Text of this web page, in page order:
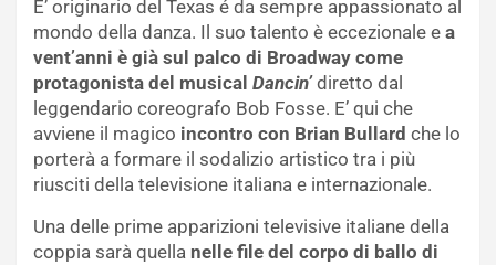
E’ originario del Texas é da sempre appassionato al
mondo della danza. Il suo talento è eccezionale e a
vent’anni è già sul palco di Broadway come
protagonista del musical Dancin’diretto dal
leggendario coreografo Bob Fosse. E’ qui che
avviene il magico incontro con Brian Bullard che lo
porterà a formare il sodalizio artistico tra i più
riusciti della televisione italiana e internazionale.
Una delle prime apparizioni televisive italiane della
coppia sarà quella nelle file del corpo di ballo di